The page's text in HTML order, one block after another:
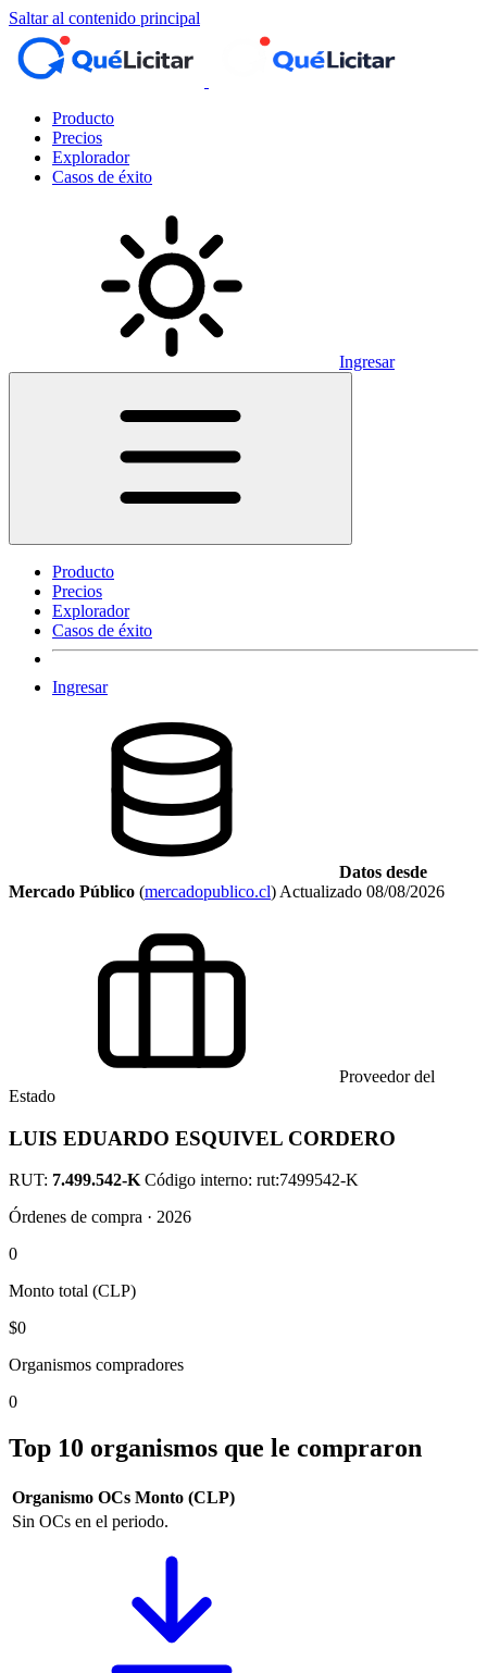
Saltar al contenido principal
Producto
Precios
Explorador
Casos de éxito
Ingresar
Producto
Precios
Explorador
Casos de éxito
Ingresar
Datos desde
Mercado Público (mercadopublico.cl) Actualizado 08/08/2026
Proveedor del
Estado
LUIS EDUARDO ESQUIVEL CORDERO
RUT: 7.499.542-K Código interno: rut:7499542-K
Órdenes de compra · 2026
0
Monto total (CLP)
$0
Organismos compradores
0
Top 10 organismos que le compraron
Organismo OCs Monto (CLP)
Sin OCs en el periodo.